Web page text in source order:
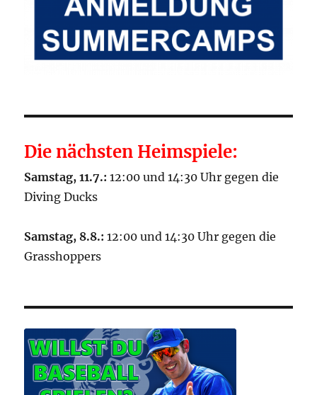
Die nächsten Heimspiele:
Samstag, 11.7.: 12:00 und 14:30 Uhr gegen die
Diving Ducks
Samstag, 8.8.: 12:00 und 14:30 Uhr gegen die
Grasshoppers